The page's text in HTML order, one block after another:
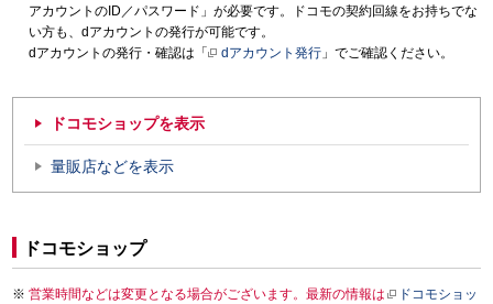
アカウントのID／パスワード」が必要です。ドコモの契約回線をお持ちでな
い方も、dアカウントの発行が可能です。
dアカウントの発行・確認は「
dアカウント発行 」でご確認ください。
ドコモショップを表示
量販店などを表示
ドコモショップ
営業時間などは変更となる場合がございます。最新の情報は
ドコモショッ